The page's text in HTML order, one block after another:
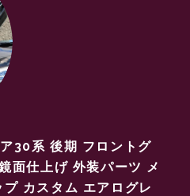
30系 後期 フロントグ
面仕上げ 外装パーツ メ
カスタム エアログレ